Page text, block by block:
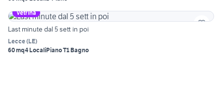
Vetrina
Last minute dal 5 sett in poi
Lecce(LE)
60 mq4 LocaliPiano T1 Bagno